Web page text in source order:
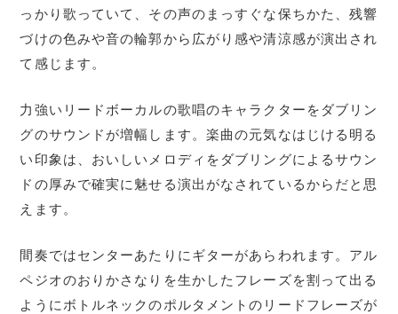
っかり歌っていて、その声のまっすぐな保ちかた、残響
づけの色みや音の輪郭から広がり感や清涼感が演出され
て感じます。
力強いリードボーカルの歌唱のキャラクターをダブリン
グのサウンドが増幅します。楽曲の元気なはじける明る
い印象は、おいしいメロディをダブリングによるサウン
ドの厚みで確実に魅せる演出がなされているからだと思
えます。
間奏ではセンターあたりにギターがあらわれます。アル
ペジオのおりかさなりを生かしたフレーズを割って出る
ようにボトルネックのポルタメントのリードフレーズが